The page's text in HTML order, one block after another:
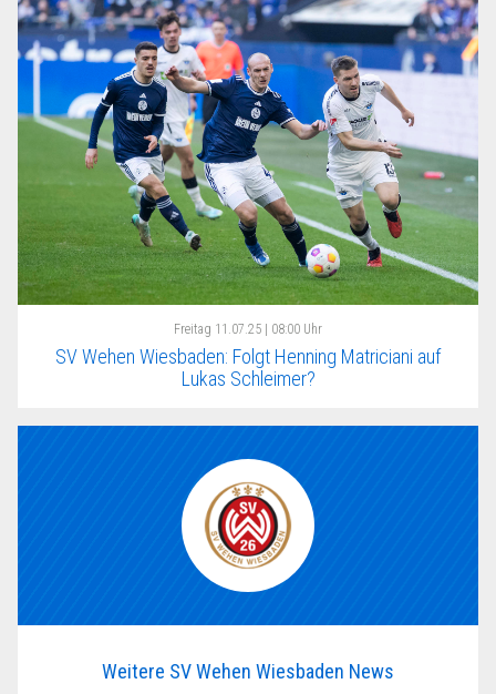
Freitag 11.07.25 | 08:00 Uhr
SV Wehen Wiesbaden: Folgt Henning Matriciani auf
Lukas Schleimer?
Weitere SV Wehen Wiesbaden News